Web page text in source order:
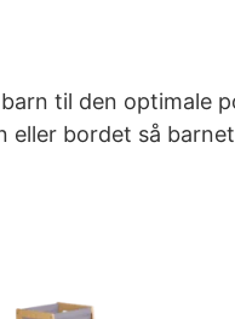
til den optimale
bordet så